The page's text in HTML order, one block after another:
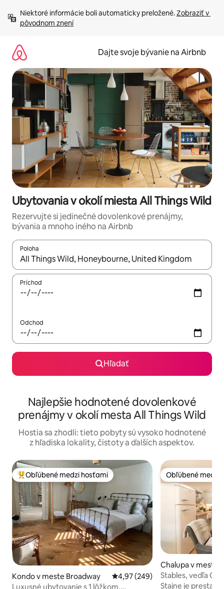
obsah.
Niektoré informácie boli automaticky preložené. Zobraziť v
pôvodnom znení
Dajte svoje bývanie na Airbnb
Ubytovania v okolí miesta All Things Wild
Rezervujte si jedinečné dovolenkové prenájmy,
bývania a mnoho iného na Airbnb
Poloha
Keď budú výsledky k dispozícii, môžete si ich prechádzať
Príchod
Odchod
Hľadať
Najlepšie hodnotené dovolenkové
prenájmy v okolí mesta All Things Wild
Hostia sa zhodli: tieto pobyty sú vysoko hodnotené
z hľadiska lokality, čistoty a ďalších aspektov.
Najobľúbenejšie medzi hosťami
Obľúbené medzi hosťami
Kondo v meste Broadway Priemerné ohodnotenie 4,97 z
4,97 (249)
Luxusné ubytovanie s 1 lôžkom,
Obľúbené medzi
Obľúbené medzi
Chalupa v meste
rshire
Stables, vedľa
Eveshamu
Stajne je prestavaná prístavba s jedným